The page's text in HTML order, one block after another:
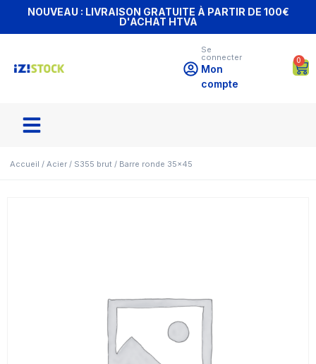
NOUVEAU : LIVRAISON GRATUITE À PARTIR DE 100€
D'ACHAT HTVA
Se
connecter
Mon
compte
0
Accueil / Acier / S355 brut / Barre ronde 35×45